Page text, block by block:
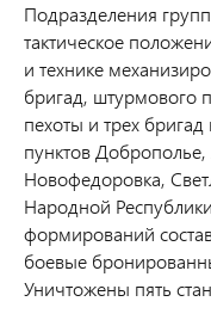
Подразделения
тактическое
и технике
бригад, штурмового
пехоты и трех
пунктов
Новофедоровка,
Народной
формирований
боевые
Уничтожены пять